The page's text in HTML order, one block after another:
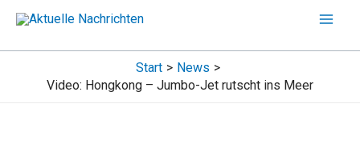
Start
News
Video: Hongkong – Jumbo-Jet rutscht ins Meer